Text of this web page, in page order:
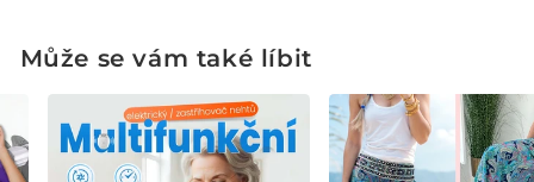
Může se vám také líbit